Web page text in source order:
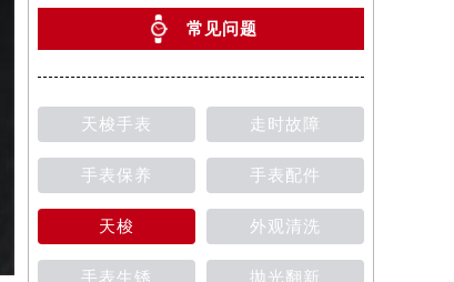
常见问题
天梭手表 走时故障
手表保养 手表配件
天梭 外观清洗
手表生锈 抛光翻新